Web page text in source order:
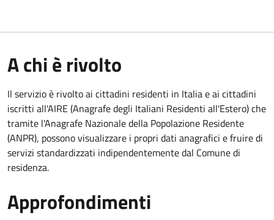
A chi è rivolto
Il servizio è rivolto ai cittadini residenti in Italia e ai cittadini
iscritti all'AIRE (Anagrafe degli Italiani Residenti all'Estero) che
tramite l'Anagrafe Nazionale della Popolazione Residente
(ANPR), possono visualizzare i propri dati anagrafici e fruire di
servizi standardizzati indipendentemente dal Comune di
residenza.
Approfondimenti